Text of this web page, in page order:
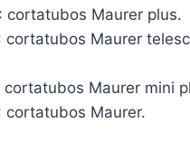
cortatubos Maurer plus.
cortatubos Maurer
Maurer mini
cortatubos Maurer.